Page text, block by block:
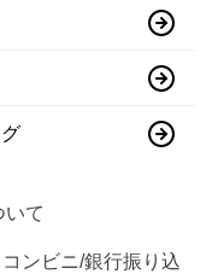
いて
ンビニ/銀行振り込